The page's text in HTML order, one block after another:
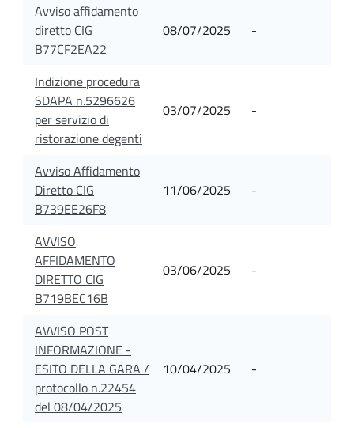
Avviso affidamento
diretto CIG
B77CF2EA22
08/07/2025 -
Indizione procedura
SDAPA n.5296626
per servizio di
ristorazione degenti
03/07/2025 -
Avviso Affidamento
Diretto CIG
B739EE26F8
11/06/2025 -
AVVISO
AFFIDAMENTO
DIRETTO CIG
B719BEC16B
03/06/2025 -
AVVISO POST
INFORMAZIONE -
ESITO DELLA GARA /
protocollo n.22454
del 08/04/2025
10/04/2025 -